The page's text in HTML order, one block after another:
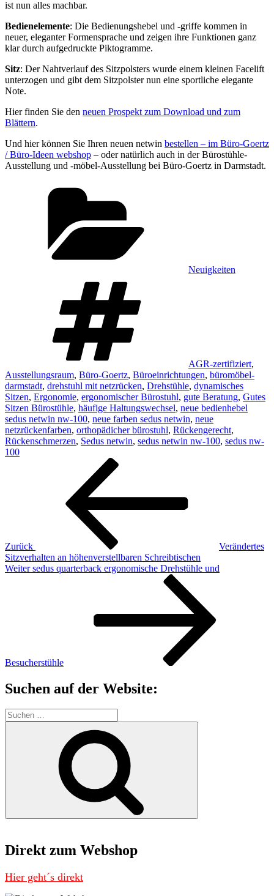
ist nun alles machbar.
Bedienelemente: Die Bedienungshebel und -griffe kommen in
neuer, eleganter Formensprache und zeigen ihre Funktionen ganz
klar durch aufgedruckte Piktogramme.
Sitz: Der Nahtverlauf des Sitzpolsters wurde einem kleinen Facelift
unterzogen und gibt dem Sitzpolster nun eine sportliche elegante
Note.
Hier finden Sie den neuen Prospekt zum Download und zum
Blättern.
Und hier können Sie Ihren neuen netwin bestellen – im Büro-Goertz
/ Büro-Ideen webshop – oder natürlich auch in der Bürostühle-
Ausstellung und -möbel-Ausstellung bei Büro-Goertz in Darmstadt.
Neuigkeiten
AGR-zertifiziert,
Ausstellungsraum, Büro-Goertz, Büroeinrichtungen, büromöbel-
darmstadt, drehstuhl mit netzrücken, Drehstühle, dynamisches
Sitzen, Ergonomie, ergonomischer Bürostuhl, gute Beratung, Gutes
Sitzen Bürostühle, häufige Haltungswechsel, neue bedienhebel
sedus netwin nw-100, neue farben sedus netwin, neue
netzrückenfarben, orthopädicher bürostuhl, Rückengerecht,
Rückenschmerzen, Sedus netwin, sedus netwin nw-100, sedus nw-
100
Beitragsnavigation
Zurück
Verändertes
Sitzverhalten an höhenverstellbaren Schreibtischen
Nächster
Weiter sedus quarterback ergonomische Drehstühle und
Besucherstühle
Suchen auf der Website:
Suchen
nach:
Direkt zum Webshop
Hier geht´s direkt